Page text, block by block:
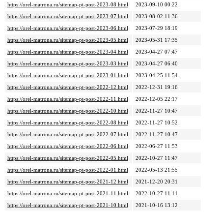
https://orel-matrona.ru/sitemap-pt-post-2023-08.html
2023-09-10 00:22
https://orel-matrona.ru/sitemap-pt-post-2023-07.html
2023-08-02 11:36
https://orel-matrona.ru/sitemap-pt-post-2023-06.html
2023-07-29 18:19
https://orel-matrona.ru/sitemap-pt-post-2023-05.html
2023-05-31 17:35
https://orel-matrona.ru/sitemap-pt-post-2023-04.html
2023-04-27 07:47
https://orel-matrona.ru/sitemap-pt-post-2023-03.html
2023-04-27 06:40
https://orel-matrona.ru/sitemap-pt-post-2023-01.html
2023-04-25 11:54
https://orel-matrona.ru/sitemap-pt-post-2022-12.html
2022-12-31 19:16
https://orel-matrona.ru/sitemap-pt-post-2022-11.html
2022-12-05 22:17
https://orel-matrona.ru/sitemap-pt-post-2022-10.html
2022-11-27 10:47
https://orel-matrona.ru/sitemap-pt-post-2022-08.html
2022-11-27 10:52
https://orel-matrona.ru/sitemap-pt-post-2022-07.html
2022-11-27 10:47
https://orel-matrona.ru/sitemap-pt-post-2022-06.html
2022-06-27 11:53
https://orel-matrona.ru/sitemap-pt-post-2022-05.html
2022-10-27 11:47
https://orel-matrona.ru/sitemap-pt-post-2022-01.html
2022-05-13 21:55
https://orel-matrona.ru/sitemap-pt-post-2021-12.html
2021-12-20 20:31
https://orel-matrona.ru/sitemap-pt-post-2021-11.html
2022-10-27 11:11
https://orel-matrona.ru/sitemap-pt-post-2021-10.html
2021-10-16 13:12